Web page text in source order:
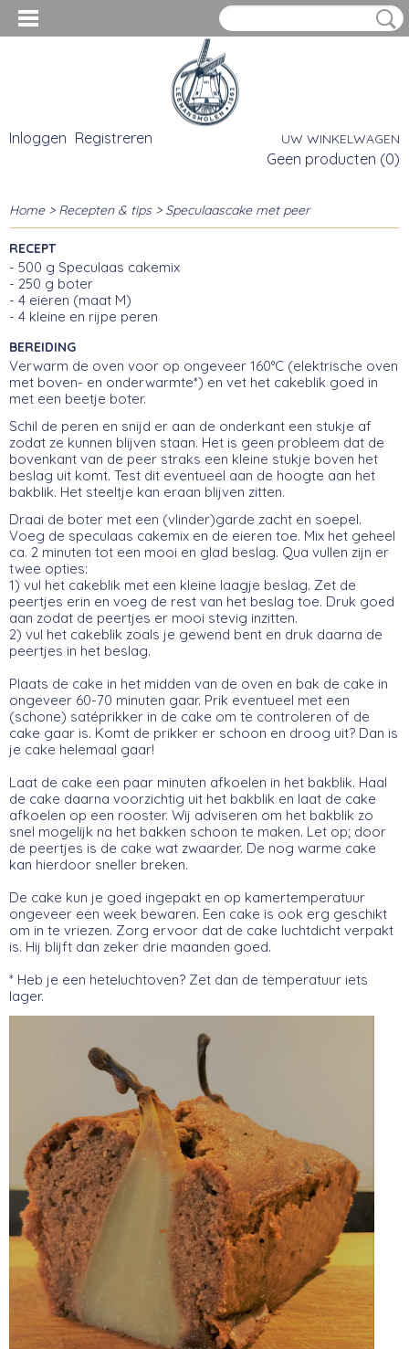
Inloggen Registreren UW WINKELWAGEN
Geen producten (0)
Home> Recepten & tips> Speculaascake met peer
RECEPT
- 500 g Speculaas cakemix
- 250 g boter
- 4 eieren (maat M)
- 4 kleine en rijpe peren
BEREIDING
Verwarm de oven voor op ongeveer 160°C (elektrische oven
met boven- en onderwarmte*) en vet het cakeblik goed in
met een beetje boter.
Schil de peren en snijd er aan de onderkant een stukje af
zodat ze kunnen blijven staan. Het is geen probleem dat de
bovenkant van de peer straks een kleine stukje boven het
beslag uit komt. Test dit eventueel aan de hoogte aan het
bakblik. Het steeltje kan eraan blijven zitten.
Draai de boter met een (vlinder)garde zacht en soepel.
Voeg de speculaas cakemix en de eieren toe. Mix het geheel
ca. 2 minuten tot een mooi en glad beslag. Qua vullen zijn er
twee opties:
1) vul het cakeblik met een kleine laagje beslag. Zet de
peertjes erin en voeg de rest van het beslag toe. Druk goed
aan zodat de peertjes er mooi stevig inzitten.
2) vul het cakeblik zoals je gewend bent en druk daarna de
peertjes in het beslag.
Plaats de cake in het midden van de oven en bak de cake in
ongeveer 60-70 minuten gaar. Prik eventueel met een
(schone) satéprikker in de cake om te controleren of de
cake gaar is. Komt de prikker er schoon en droog uit? Dan is
je cake helemaal gaar!
Laat de cake een paar minuten afkoelen in het bakblik. Haal
de cake daarna voorzichtig uit het bakblik en laat de cake
afkoelen op een rooster. Wij adviseren om het bakblik zo
snel mogelijk na het bakken schoon te maken. Let op; door
de peertjes is de cake wat zwaarder. De nog warme cake
kan hierdoor sneller breken.
De cake kun je goed ingepakt en op kamertemperatuur
ongeveer een week bewaren. Een cake is ook erg geschikt
om in te vriezen. Zorg ervoor dat de cake luchtdicht verpakt
is. Hij blijft dan zeker drie maanden goed.
* Heb je een heteluchtoven? Zet dan de temperatuur iets
lager.